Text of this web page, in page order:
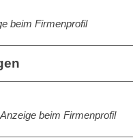
beim Firmenprofil
beim Firmenprofil